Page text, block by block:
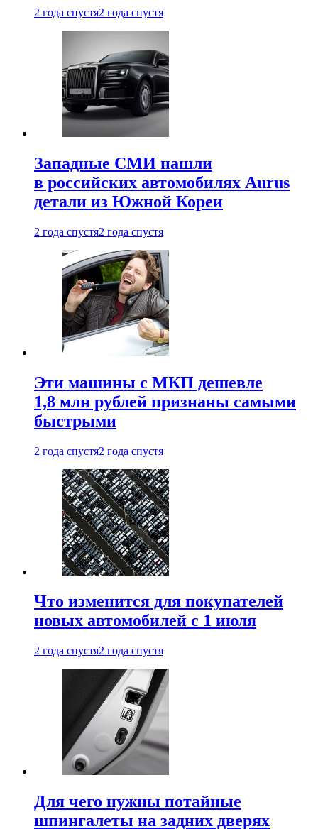
2 года спустя2 года спустя
Западные СМИ нашли
в российских автомобилях Aurus
детали из Южной Кореи
2 года спустя2 года спустя
Эти машины с МКП дешевле
1,8 млн рублей признаны самыми
быстрыми
2 года спустя2 года спустя
Что изменится для покупателей
новых автомобилей с 1 июля
2 года спустя2 года спустя
Для чего нужны потайные
шпингалеты на задних дверях